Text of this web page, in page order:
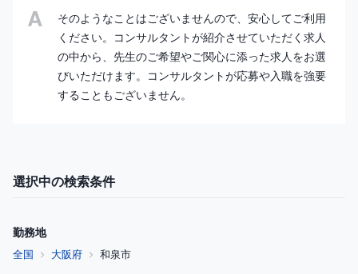
そのようなことはございませんので、安心してご利用
ください。コンサルタントが紹介させていただく求人
の中から、先生のご希望やご関心に添った求人をお選
びいただけます。コンサルタントが応募や入職を強要
することもございません。
選択中の検索条件
勤務地
全国 大阪府 和泉市